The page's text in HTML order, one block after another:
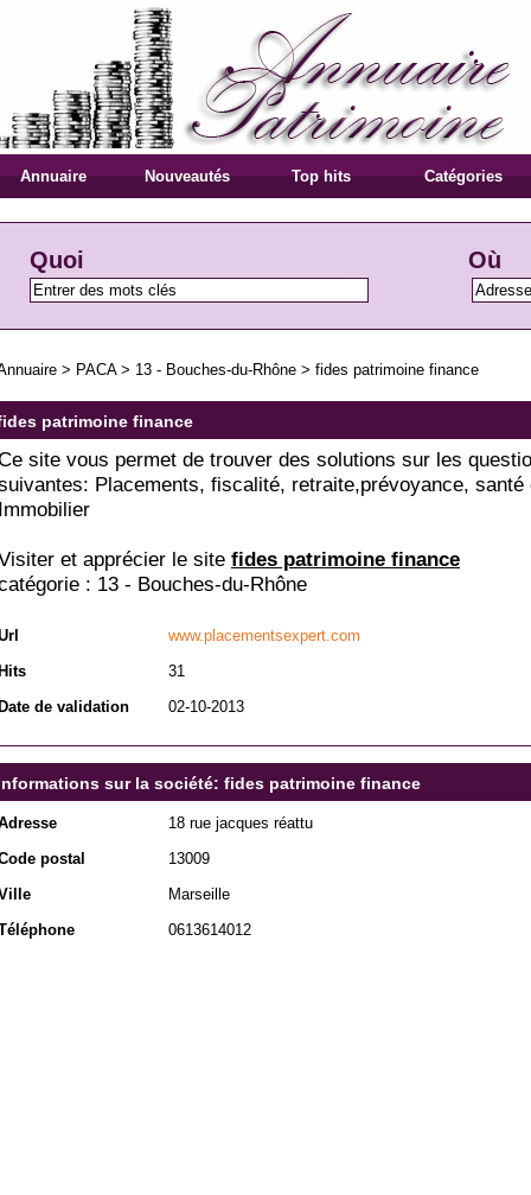
Annuaire Nouveautés Top hits Catégories
Quoi Où
> PACA> 13 - Bouches-du-Rhône > fides patrimoine finance
patrimoine finance
site vous permet de trouver des solutions sur les
Placements, fiscalité, retraite,prévoyance, santé
et apprécier le site fides patrimoine finance
: 13 - Bouches-du-Rhône
www.placementsexpert.com
31
de validation
02-10-2013
sur la société: fides patrimoine finance
18 rue jacques réattu
postal
13009
Marseille
0613614012